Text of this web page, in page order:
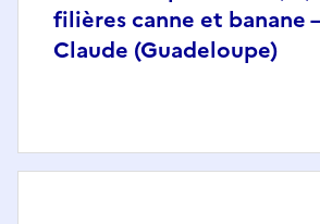
filières canne et banane
Claude (Guadeloupe)